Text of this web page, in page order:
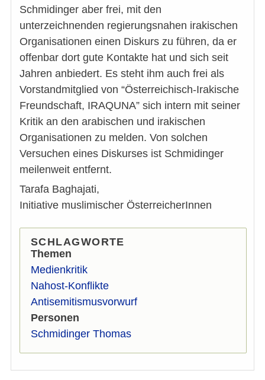
Schmidinger aber frei, mit den
unterzeichnenden regierungsnahen irakischen
Organisationen einen Diskurs zu führen, da er
offenbar dort gute Kontakte hat und sich seit
Jahren anbiedert. Es steht ihm auch frei als
Vorstandmitglied von “Österreichisch-Irakische
Freundschaft, IRAQUNA” sich intern mit seiner
Kritik an den arabischen und irakischen
Organisationen zu melden. Von solchen
Versuchen eines Diskurses ist Schmidinger
meilenweit entfernt.
Tarafa Baghajati,
Initiative muslimischer ÖsterreicherInnen
SCHLAGWORTE
Themen
Medienkritik
Nahost-Konflikte
Antisemitismusvorwurf
Personen
Schmidinger Thomas